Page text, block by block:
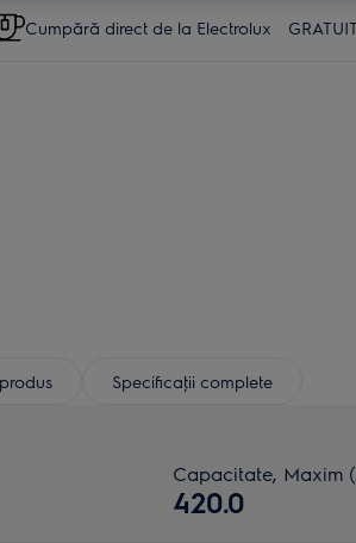
Cumpără direct de la Electrolux GRATUIT
Specificaţii complete
Capacitate, Maxim
420.0